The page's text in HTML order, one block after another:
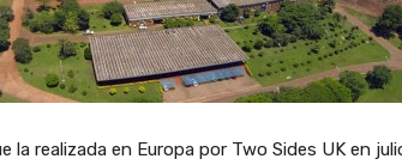
la realizada en Europa por Two Sides UK en